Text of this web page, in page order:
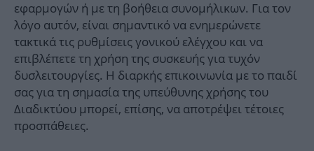
εφαρμογών ή με τη βοήθεια συνομήλικων. Για τον
λόγο αυτόν, είναι σημαντικό να ενημερώνετε
τακτικά τις ρυθμίσεις γονικού ελέγχου και να
επιβλέπετε τη χρήση της συσκευής για τυχόν
δυσλειτουργίες. Η διαρκής επικοινωνία με το παιδί
σας για τη σημασία της υπεύθυνης χρήσης του
Διαδικτύου μπορεί, επίσης, να αποτρέψει τέτοιες
προσπάθειες.